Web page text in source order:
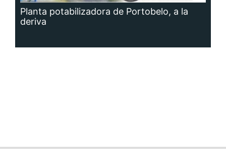
Planta potabilizadora de Portobelo, a la
deriva